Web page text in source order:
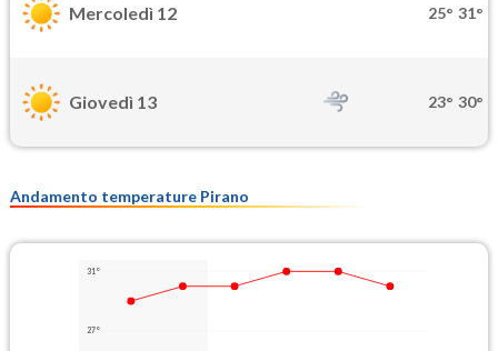
Mercoledì 12 25° 31°
Giovedì 13 23° 30°
Andamento temperature Pirano
31°
27°